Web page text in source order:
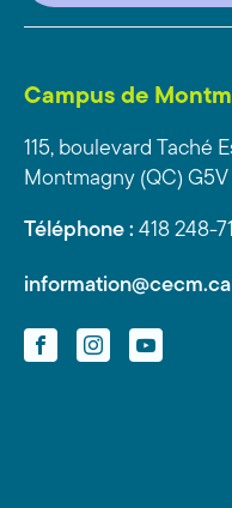
Campus de
115, boulevard Taché
Montmagny (QC) G5V
Téléphone : 418 248-
information@cecm.ca
FacebookInstagramYouTube